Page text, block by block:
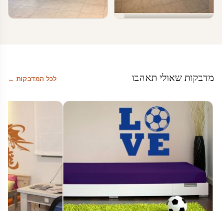
מדבקות שאולי תאהבו לכל המדבקות ←